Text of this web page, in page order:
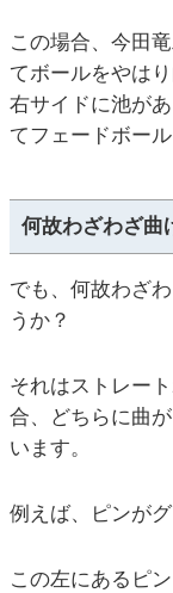
この場合、今田
てボールをやは
右サイドに池が
てフェードボー
何故わざわざ曲
でも、何故わざ
うか？
それはストレー
合、どちらに曲
います。
例えば、ピンが
この左にあるピ